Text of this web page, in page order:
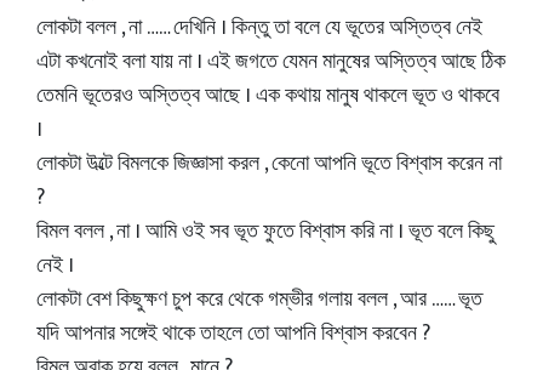
লোকটা বলল , না …… দেখিনি । কিন্তু তা বলে যে ভূতের অস্তিত্ব নেই
এটা কখনোই বলা যায় না । এই জগতে যেমন মানুষের অস্তিত্ব আছে ঠিক
তেমনি ভূতেরও অস্তিত্ব আছে । এক কথায় মানুষ থাকলে ভূত ও থাকবে
।
লোকটা উল্টে বিমলকে জিজ্ঞাসা করল , কেনো আপনি ভূতে বিশ্বাস করেন না
?
বিমল বলল , না । আমি ওই সব ভূত ফুতে বিশ্বাস করি না । ভূত বলে কিছু
নেই ।
লোকটা বেশ কিছুক্ষণ চুপ করে থেকে গম্ভীর গলায় বলল , আর …… ভূত
যদি আপনার সঙ্গেই থাকে তাহলে তো আপনি বিশ্বাস করবেন ?